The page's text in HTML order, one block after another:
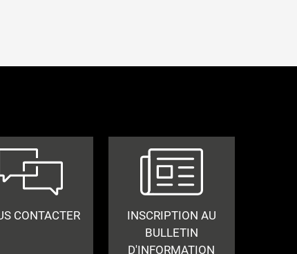
CONTACTER
INSCRIPTION AU
BULLETIN
D'INFORMATION